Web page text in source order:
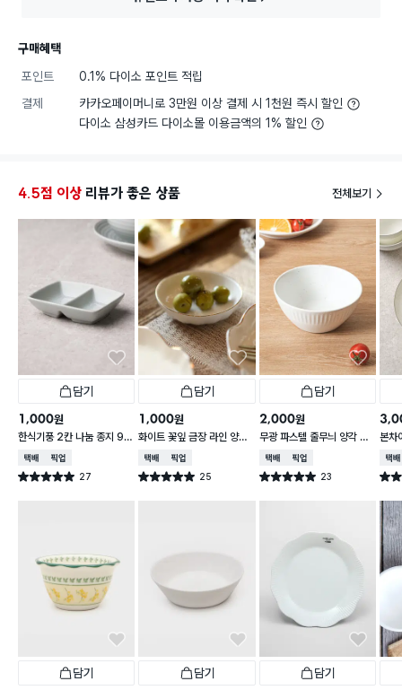
구매혜택
포인트
0.1% 다이소 포인트 적립
결제
카카오페이머니로 3만원 이상 결제 시 1천원 즉시 할인
다이소 삼성카드 다이소몰 이용금액의 1% 할인
4.5점 이상 리뷰가 좋은 상품 전체보기
담기
1,000원
한식기풍 2칸 나눔 종지 9 c
m
택배배송매장픽업
별점 5.0점 27
건 작성
담기
1,000원
화이트 꽃잎 금장 라인 양각
종지 10 cm
택배배송매장픽업
별점 5.0점 25
건 작성
담기
2,000원
무광 파스텔 줄무늬 양각 대
접 13 cm
택배배송매장픽업
별점 5.0점 23
건 작성
본차
접
택배
별점
담기 담기 담기